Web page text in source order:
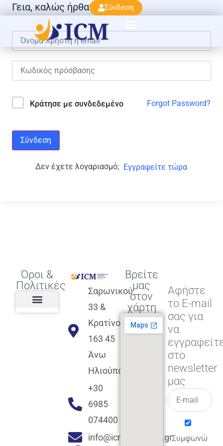
Σύνδεση
Γεια, καλώς ήρθατε πάλι!
Κράτησε με συνδεδεμένο Forgot Password?
Σύνδεση
Δεν έχετε λογαριασμό; Εγγραφείτε τώρα
Όροι &
Πολιτικές
Σαρωνικού
33 &
Κρατίνου
163 45
Άνω
Ηλιούπολη
+30
6985
074400
info@icmacademy.gr
Βρείτε
μας
στον
χάρτη
Αφήστε
το E-mail
σας για
να
στο
newsletter
μας
Συμφωνώ